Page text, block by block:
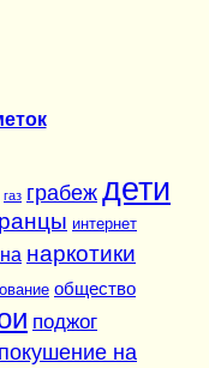
газ грабеж дети
интернет
наркотики
общество
поджог
покушение на